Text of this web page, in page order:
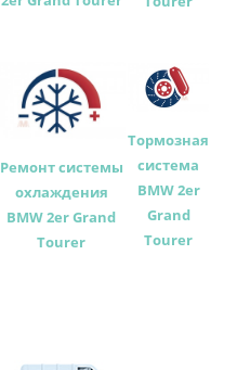
Ремонт системы
охлаждения
BMW 2er Grand
Tourer
Тормозная
система
BMW 2er
Grand
Tourer